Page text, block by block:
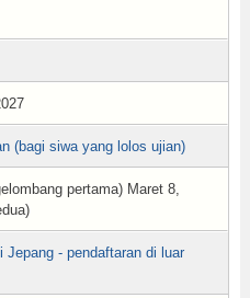
(bagi siwa yang lolos ujian)
pertama) Maret 8,
Jepang - pendaftaran di luar